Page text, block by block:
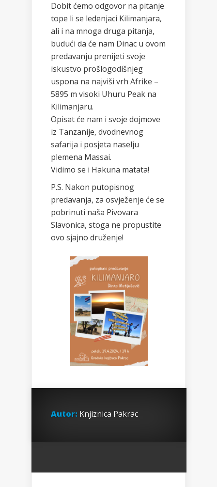
Dobit ćemo odgovor na pitanje
tope li se ledenjaci Kilimanjara,
ali i na mnoga druga pitanja,
budući da će nam Dinac u ovom
predavanju prenijeti svoje
iskustvo prošlogodišnjeg
uspona na najviši vrh Afrike –
5895 m visoki Uhuru Peak na
Kilimanjaru.
Opisat će nam i svoje dojmove
iz Tanzanije, dvodnevnog
safarija i posjeta naselju
plemena Massai.
Vidimo se i Hakuna matata!
P.S. Nakon putopisnog
predavanja, za osvježenje će se
pobrinuti naša Pivovara
Slavonica, stoga ne propustite
ovo sjajno druženje!
Autor: Knjiznica Pakrac